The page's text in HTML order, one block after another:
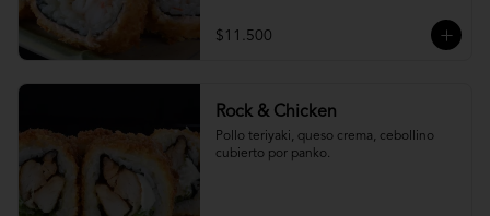
$11.500
Rock & Chicken
Pollo teriyaki, queso crema, cebollino
cubierto por panko.